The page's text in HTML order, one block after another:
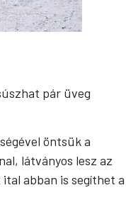
pár üveg
öntsük a
látványos lesz az
abban is segíthet a